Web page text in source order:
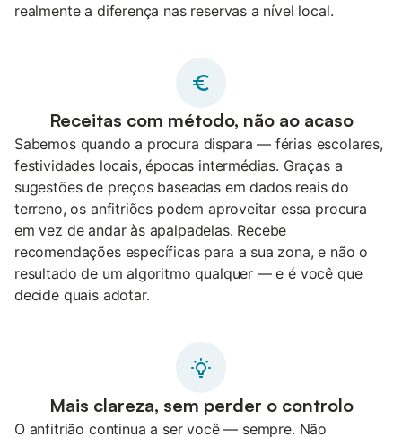
realmente a diferença nas reservas a nível local.
Receitas com método, não ao acaso
Sabemos quando a procura dispara — férias escolares,
festividades locais, épocas intermédias. Graças a
sugestões de preços baseadas em dados reais do
terreno, os anfitriões podem aproveitar essa procura
em vez de andar às apalpadelas. Recebe
recomendações específicas para a sua zona, e não o
resultado de um algoritmo qualquer — e é você que
decide quais adotar.
Mais clareza, sem perder o controlo
O anfitrião continua a ser você — sempre. Não